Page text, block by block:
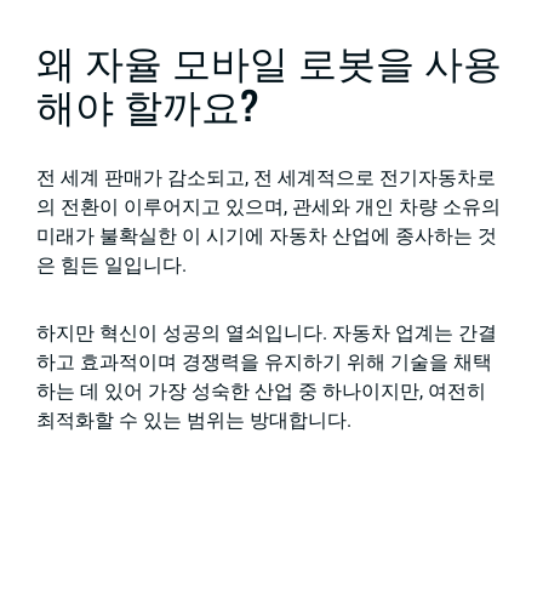
왜 자율 모바일 로봇을 사용
해야 할까요?
전 세계 판매가 감소되고, 전 세계적으로 전기자동차로
의 전환이 이루어지고 있으며, 관세와 개인 차량 소유의
미래가 불확실한 이 시기에 자동차 산업에 종사하는 것
은 힘든 일입니다.
하지만 혁신이 성공의 열쇠입니다. 자동차 업계는 간결
하고 효과적이며 경쟁력을 유지하기 위해 기술을 채택
하는 데 있어 가장 성숙한 산업 중 하나이지만, 여전히
최적화할 수 있는 범위는 방대합니다.